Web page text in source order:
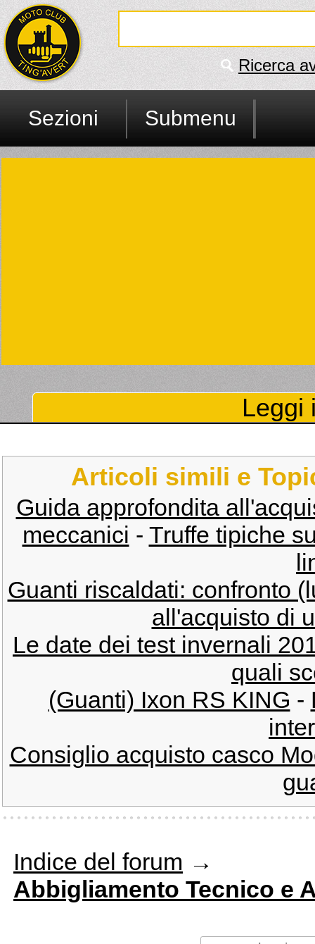
Ricerca
Sezioni Submenu
Leggi
Articoli simili e
Guida approfondita
meccanici - Truffe tipiche
Guanti riscaldati: confronto
all'acquisto di
Le date dei test invernali
quali
(Guanti) Ixon RS KING -
Consiglio acquisto casco
Indice del forum →
Abbigliamento Tecnico e